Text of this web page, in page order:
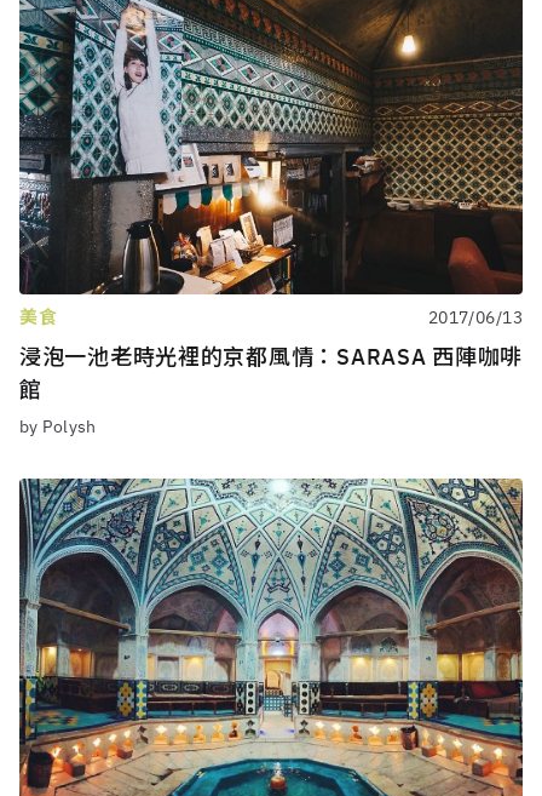
美食 2017/06/13
浸泡一池老時光裡的京都風情：SARASA 西陣咖啡
館
by Polysh